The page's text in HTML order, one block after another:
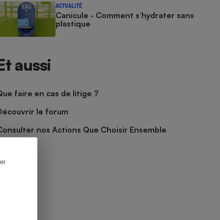
ACTUALITÉ
Canicule - Comment s’hydrater sans
plastique
aussi
faire en cas de litige ?
le forum
nos Actions Que Choisir Ensemble